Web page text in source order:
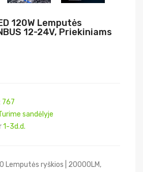
120W Lemputės
12-24V, Priekiniams
767
sandėlyje
1-3d.d.
Lemputės ryškios | 20000LM,